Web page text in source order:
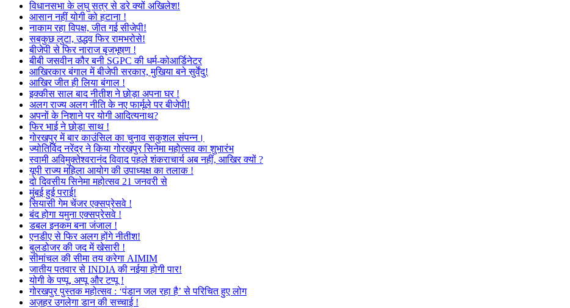
विधानसभा के लघु सत्र से डरे क्यों अखिलेश!
आसान नहीं योगी को हटाना !
नाकाम रहा विपक्ष, जीत गई सीजेपी!
सबकुछ लुटा, उद्धव फिर रामभरोसे!
बीजेपी से फिर नाराज बृजभूषण !
बीबी जसवीन कौर बनी SGPC की धर्म-कोआर्डिनेटर
आखिरकार बंगाल में बीजेपी सरकार, मुखिया बने सुर्वेंदु!
आखिर जीत ही लिया बंगाल !
इक्कीस साल बाद नीतीश ने छोड़ा अपना घर !
अलग राज्य अलग नीति के नए फार्मूले पर बीजेपी!
अपनों के निशाने पर योगी आदित्यनाथ?
फिर भाई ने छोड़ा साथ !
गोरखपुर में बार काउंसिल का चुनाव सकुशल संपन्न।
ज्योतिर्विद नरेंद्र ने किया गोरखपुर सिनेमा महोत्सव का शुभारंभ
स्वामी अविमुक्तेश्वरानंद विवाद पहले शंकराचार्य अब नहीं, आखिर क्यों ?
यूपी राज्य महिला आयोग की उपाध्यक्ष का तलाक !
दो दिवसीय सिनेमा महोत्सव 21 जनवरी से
मुंबई हुई पराई!
सियासी गेम चेंजर एक्सप्रेसवे !
बंद होगा यमुना एक्सप्रेसवे !
डबल इनकम बना जंजाल !
एनडीए से फिर अलग होंगे नीतीश!
बुलडोजर की जद में खेसारी !
सीमांचल की सीमा तय करेगा AIMIM
जातीय पतवार से INDIA की नईया होगी पार!
योगी के पप्पू, अप्पू और टप्पू !
गोरखपुर पुस्तक महोत्सव : ‘पंडान जल रहा है’ से परिचित हुए लोग
अज़हर उगलेगा डान की सच्चाई !